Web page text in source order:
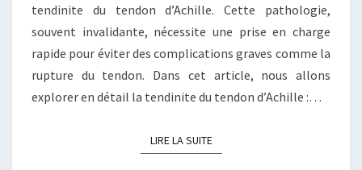
tendinite du tendon d’Achille. Cette pathologie,
souvent invalidante, nécessite une prise en charge
rapide pour éviter des complications graves comme la
rupture du tendon. Dans cet article, nous allons
explorer en détail la tendinite du tendon d’Achille :…
LIRE LA SUITELIRE LA SUITE